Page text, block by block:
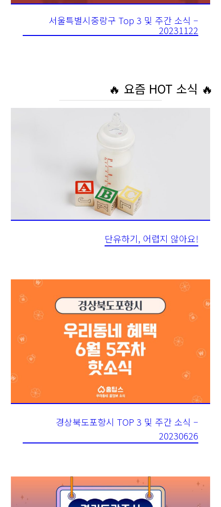
서울특별시중랑구 Top 3 및 주간 소식 –
20231122
🔥 요즘 HOT 소식 🔥
단유하기, 어렵지 않아요!
경상북도포항시 TOP 3 및 주간 소식 –
20230626